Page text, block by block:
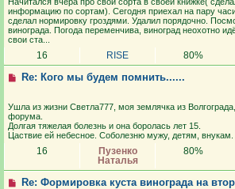
информацию по сортам). Сегодня приехал на пару
сделал нормировку гроздями. Удалил порядочно.
винограда. Погода переменчива, виноград неохотно
свои ста...
16 RISE 80%
Re: Кого мы будем помнить......
Ушла из жизни Светла777, моя землячка из
форума.
Долгая тяжелая болезнь и она боролась лет 15.
Цаствие ей небесное. Соболезню мужу, детям, внукам.
16
Пузенко
Наталья
80%
Re: Формировка куста винограда на